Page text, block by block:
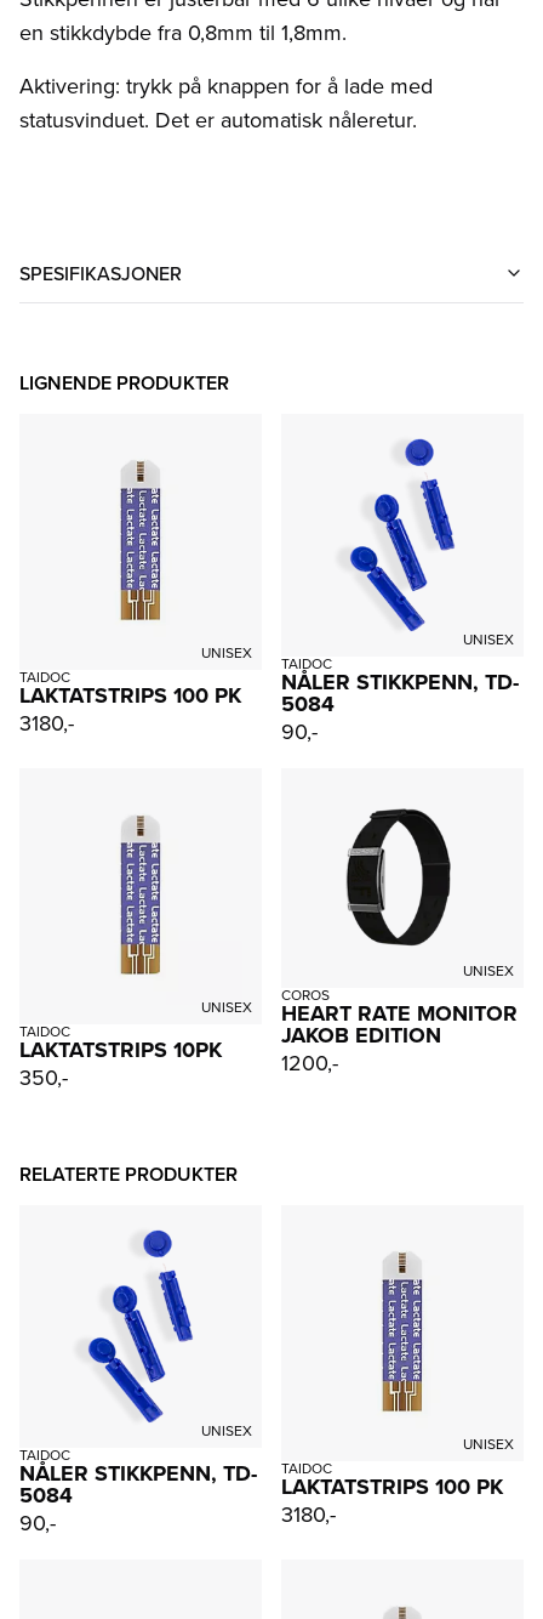
en stikkdybde fra 0,8mm til 1,8mm.
Aktivering: trykk på knappen for å lade med
statusvinduet. Det er automatisk nåleretur.
SPESIFIKASJONER
LIGNENDE PRODUKTER
UNISEX
TAIDOC
LAKTATSTRIPS 100 PK
3180,-
UNISEX
TAIDOC
NÅLER STIKKPENN, TD-
5084
90,-
UNISEX
TAIDOC
LAKTATSTRIPS 10PK
350,-
UNISEX
COROS
HEART RATE MONITOR
JAKOB EDITION
1200,-
RELATERTE PRODUKTER
UNISEX
TAIDOC
NÅLER STIKKPENN, TD-
5084
90,-
UNISEX
TAIDOC
LAKTATSTRIPS 100 PK
3180,-